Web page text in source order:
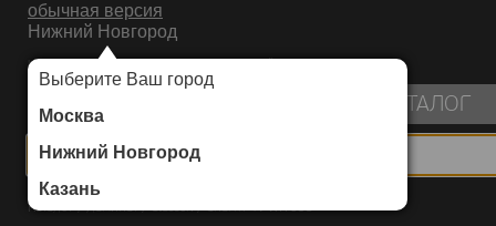
обычная версия
Нижний Новгород
Выберите Ваш город
Москва
Нижний Новгород
Казань
ИНТЕРНЕТ-МАГАЗИН НАПОЛЬНЫХ ПОКРЫТИЙ
КАТАЛОГ
Каталог/Ламинат/Classen/Charm 4V WR 833